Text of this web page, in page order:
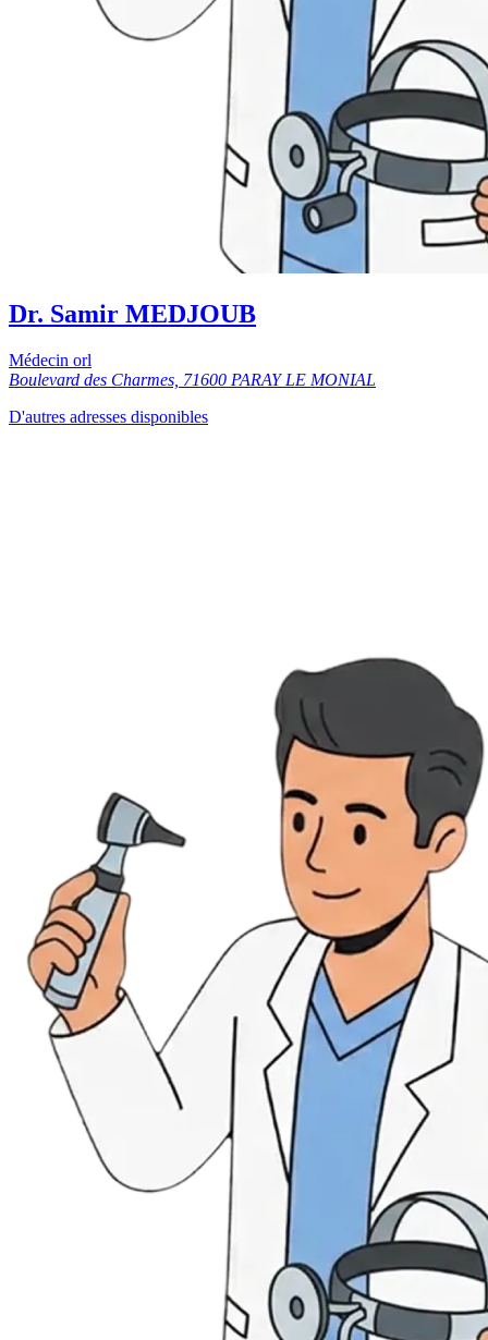
Dr. Samir MEDJOUB
Médecin orl
Boulevard des Charmes, 71600 PARAY LE MONIAL
D'autres adresses disponibles